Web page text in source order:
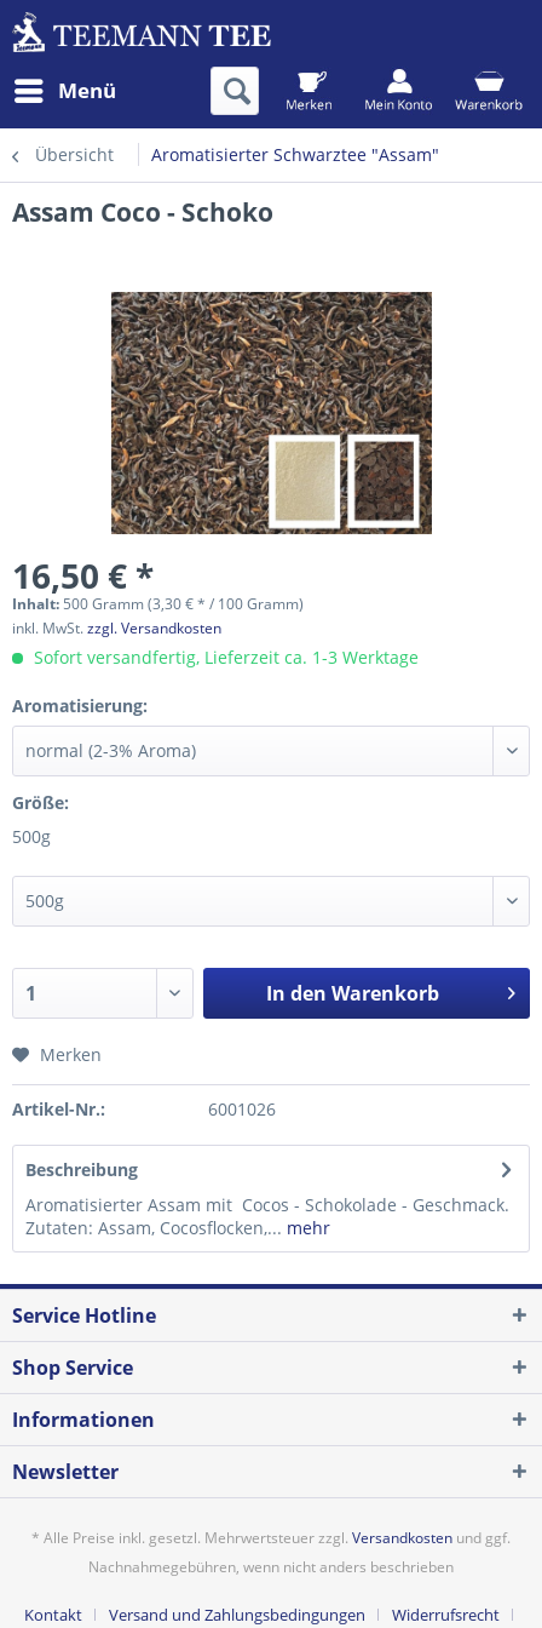
Menü
Übersicht Aromatisierter Schwarztee "Assam"
Assam Coco - Schoko
16,50 € *
Inhalt: 500 Gramm (3,30 € * / 100 Gramm)
inkl. MwSt.zzgl. Versandkosten
Sofort versandfertig, Lieferzeit ca. 1-3 Werktage
Aromatisierung:
Größe:
500g
In den Warenkorb
Merken
Artikel-Nr.: 6001026
Beschreibung
Aromatisierter Assam mit Cocos - Schokolade - Geschmack.
Zutaten: Assam, Cocosflocken,... mehr
Service Hotline
Shop Service
Informationen
Newsletter
* Alle Preise inkl. gesetzl. Mehrwertsteuer zzgl. Versandkosten und ggf.
Nachnahmegebühren, wenn nicht anders beschrieben
Kontakt Versand und Zahlungsbedingungen Widerrufsrecht